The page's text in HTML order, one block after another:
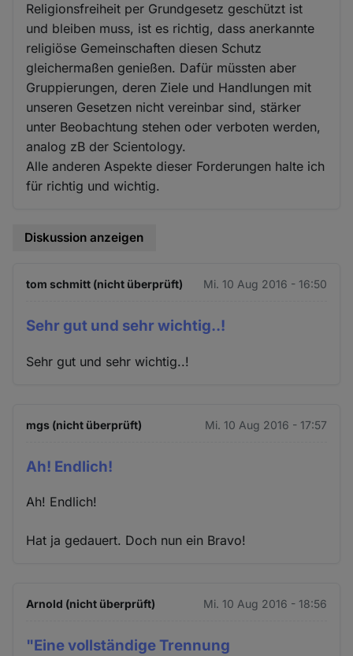
Religionsfreiheit per Grundgesetz geschützt ist
und bleiben muss, ist es richtig, dass anerkannte
religiöse Gemeinschaften diesen Schutz
gleichermaßen genießen. Dafür müssten aber
Gruppierungen, deren Ziele und Handlungen mit
unseren Gesetzen nicht vereinbar sind, stärker
unter Beobachtung stehen oder verboten werden,
analog zB der Scientology.
Alle anderen Aspekte dieser Forderungen halte ich
für richtig und wichtig.
Diskussion anzeigen
tom schmitt (nicht überprüft) Mi. 10 Aug 2016 - 16:50
Sehr gut und sehr wichtig..!
Sehr gut und sehr wichtig..!
mgs (nicht überprüft) Mi. 10 Aug 2016 - 17:57
Ah! Endlich!
Ah! Endlich!
Hat ja gedauert. Doch nun ein Bravo!
Arnold (nicht überprüft) Mi. 10 Aug 2016 - 18:56
"Eine vollständige Trennung